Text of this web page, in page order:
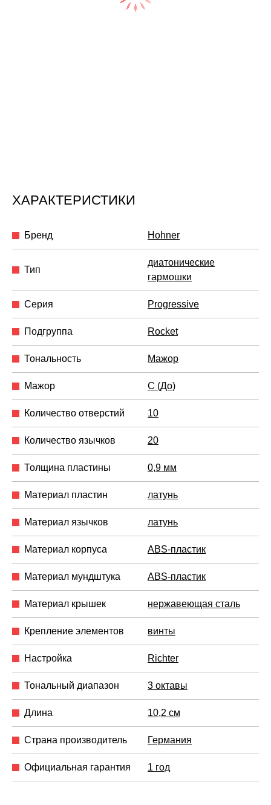
ХАРАКТЕРИСТИКИ
Бренд Hohner
Тип
диатонические
гармошки
Серия Progressive
Подгруппа Rocket
Тональность Мажор
Мажор C (До)
Количество отверстий 10
Количество язычков 20
Толщина пластины 0,9 мм
Материал пластин латунь
Материал язычков латунь
Материал корпуса ABS-пластик
Материал мундштука ABS-пластик
Материал крышек нержавеющая сталь
Крепление элементов винты
Настройка Richter
Тональный диапазон 3 октавы
Длина 10,2 см
Страна производитель Германия
Официальная гарантия 1 год